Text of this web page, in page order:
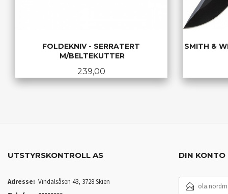
FOLDEKNIV - SERRATERT
M/BELTEKUTTER
Pris
239,00
SMITH &
UTSTYRSKONTROLL AS
Adresse: Vindalsåsen 43, 3728 Skien
DIN KONTO
POSTADRESSE